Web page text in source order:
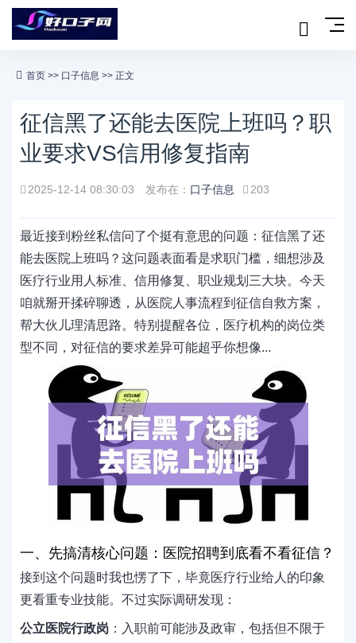
首页 >> 口子信息 >> 正文
征信黑了还能去医院上班吗？职
业要求VS信用修复指南
2025-12-14 08:30:03 发布在： 口子信息 203
最近接到粉丝私信问了个挺有意思的问题：征信黑了还
能去医院上班吗？这问题表面看是求职门槛，细想涉及
医疗行业用人标准、信用修复、职业规划三大块。今天
咱就掰开揉碎聊透，从医院人事流程到征信自救方案，
帮大伙儿理清思路。特别提醒各位，医疗机构的岗位类
型不同，对征信的要求差异可能超乎你想像...
一、先搞清核心问题：医院招聘到底看不看征信？
接到这个问题时我也愣了下，毕竟医疗行业给人的印象
更看重专业技能。不过实际调研发现：
公立医院行政岗 ：入职前可能涉及政审，包括但不限于